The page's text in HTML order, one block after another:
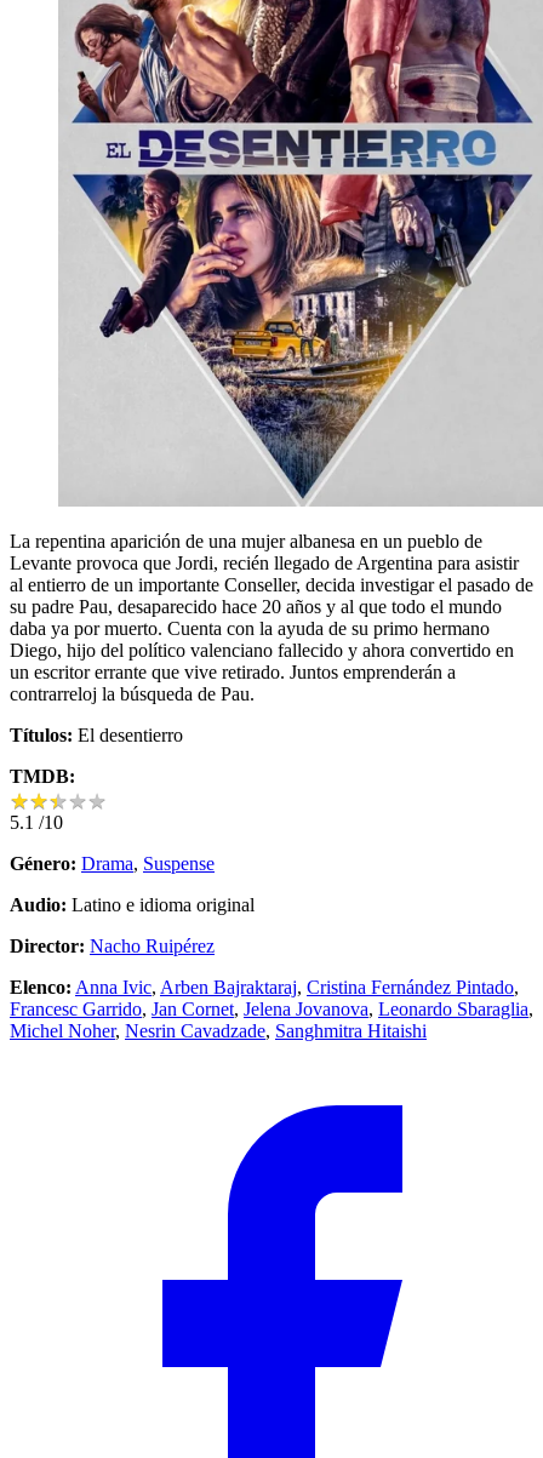
La repentina aparición de una mujer albanesa en un pueblo de
Levante provoca que Jordi, recién llegado de Argentina para asistir
al entierro de un importante Conseller, decida investigar el pasado de
su padre Pau, desaparecido hace 20 años y al que todo el mundo
daba ya por muerto. Cuenta con la ayuda de su primo hermano
Diego, hijo del político valenciano fallecido y ahora convertido en
un escritor errante que vive retirado. Juntos emprenderán a
contrarreloj la búsqueda de Pau.
Títulos: El desentierro
TMDB:
★★★★★
★★★★★
5.1 /10
Género: Drama, Suspense
Audio: Latino e idioma original
Director: Nacho Ruipérez
Elenco: Anna Ivic, Arben Bajraktaraj, Cristina Fernández Pintado,
Francesc Garrido, Jan Cornet, Jelena Jovanova, Leonardo Sbaraglia,
Michel Noher, Nesrin Cavadzade, Sanghmitra Hitaishi